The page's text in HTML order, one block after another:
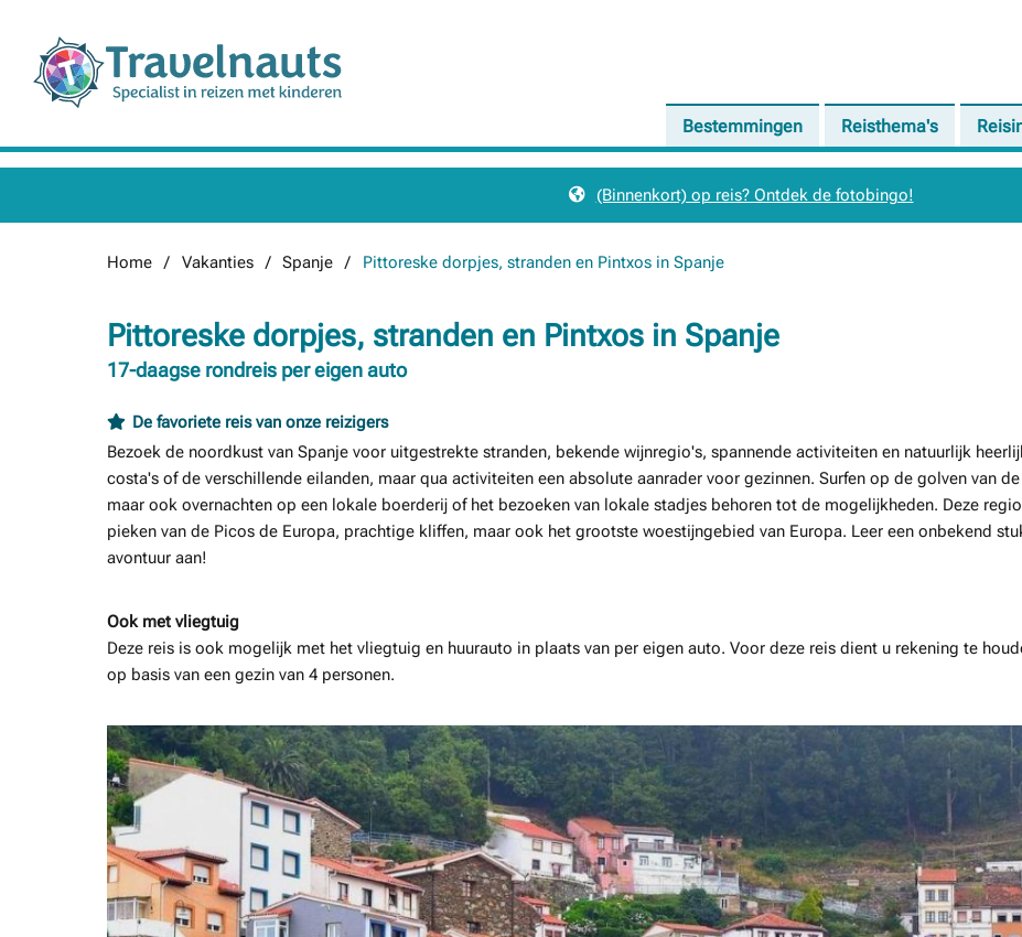
Bestemmingen Reisthema's
(Binnenkort) op reis? Ontdek de fotobingo!
Home Vakanties Spanje Pittoreske dorpjes, stranden en Pintxos in Spanje
Pittoreske dorpjes, stranden en Pintxos in Spanje
17-daagse rondreis per eigen auto
De favoriete reis van onze reizigers
Bezoek de noordkust van Spanje voor uitgestrekte stranden, bekende wijnregio's, spannende activiteiten en natuurlijk
costa's of de verschillende eilanden, maar qua activiteiten een absolute aanrader voor gezinnen. Surfen op de golven van
maar ook overnachten op een lokale boerderij of het bezoeken van lokale stadjes behoren tot de mogelijkheden. Deze
pieken van de Picos de Europa, prachtige kliffen, maar ook het grootste woestijngebied van Europa. Leer een onbekend
avontuur aan!
Ook met vliegtuig
Deze reis is ook mogelijk met het vliegtuig en huurauto in plaats van per eigen auto. Voor deze reis dient u rekening te
op basis van een gezin van 4 personen.